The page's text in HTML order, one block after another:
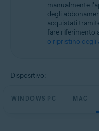
Microsoft Windows 7 Home
Enterprise / Ultimate -
Apple macOS 14.x (Sonoma)
Apple macOS 13.x (Ventura)
Apple macOS 10.14.x (Mojave)
Apple macOS 10.12.x (Sierra)
manualmente
degli
acquistati
fare riferimento
o ripristino degli
Dispositivo:
WINDOWS PC MAC